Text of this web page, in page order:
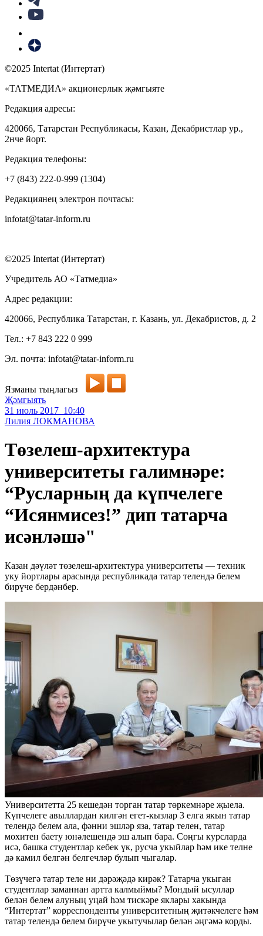
©2025 Intertat (Интертат)
«ТАТМЕДИА» акционерлык җәмгыяте
Редакция адресы:
420066, Татарстан Республикасы, Казан, Декабристлар ур.,
2нче йорт.
Редакция телефоны:
+7 (843) 222-0-999 (1304)
Редакциянең электрон почтасы:
infotat@tatar-inform.ru
©2025 Intertat (Интертат)
Учредитель АО «Татмедиа»
Адрес редакции:
420066, Республика Татарстан, г. Казань, ул. Декабристов, д. 2
Тел.: +7 843 222 0 999
Эл. почта: infotat@tatar-inform.ru
Язманы тыңлагыз
Җәмгыять
31 июль 2017 10:40
Лилия ЛОКМАНОВА
Төзелеш-архитектура
университеты галимнәре:
“Русларның да күпчелеге
“Исянмисез!” дип татарча
исәнләшә"
Казан дәүләт төзелеш-архитектура университеты — техник
уку йортлары арасында республикада татар телендә белем
бирүче бердәнбер.
Университетта 25 кешедән торган татар төркемнәре җыела.
Күпчелеге авыллардан килгән егет-кызлар 3 елга якын татар
телендә белем ала, фәнни эшләр яза, татар телен, татар
мохитен баету юнәлешендә эш алып бара. Соңгы курсларда
исә, башка студентлар кебек үк, русча укыйлар һәм ике телне
дә камил белгән белгечләр булып чыгалар.
Төзүчегә татар теле ни дәрәҗәдә кирәк? Татарча укыган
студентлар заманнан артта калмыймы? Мондый ысуллар
белән белем алуның уңай һәм тискәре яклары хакында
“Интертат” корреспонденты университетның җитәкчелеге һәм
татар телендә белем бирүче укытучылар белән әңгәмә корды.